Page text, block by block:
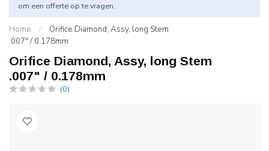
om een offerte op te vragen.
Home /
Orifice Diamond, Assy, long Stem
.007" / 0.178mm
Orifice Diamond, Assy, long Stem
.007" / 0.178mm
(0)